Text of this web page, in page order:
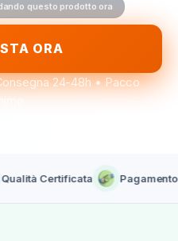
questo prodotto ora
ORA
24-48h • Pacco
Certificata Pagamento